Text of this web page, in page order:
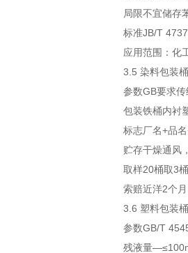
局限不宜储存
标准JB/T
应用范围：化
3.5 染料包装
参数GB要求传
包装铁桶内衬
标志厂名+品
贮存干燥通风
取样20桶取3
索赔近洋2个
3.6 塑料包装
参数GB/T
残液量—